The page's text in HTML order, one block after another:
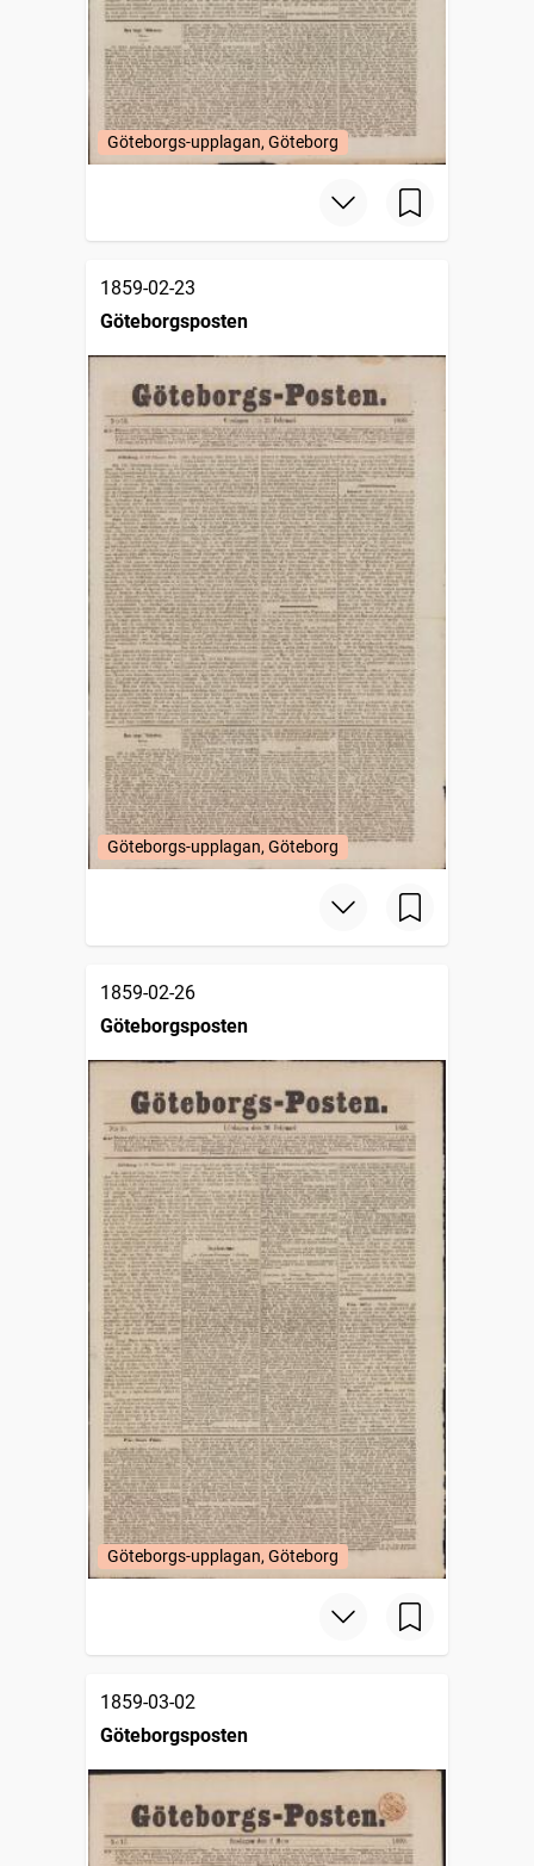
Göteborgs-upplagan, Göteborg
1859-02-23
Göteborgsposten
Göteborgs-upplagan, Göteborg
1859-02-26
Göteborgsposten
Göteborgs-upplagan, Göteborg
1859-03-02
Göteborgsposten